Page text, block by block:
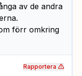
av de andra
förr omkring
Rapportera